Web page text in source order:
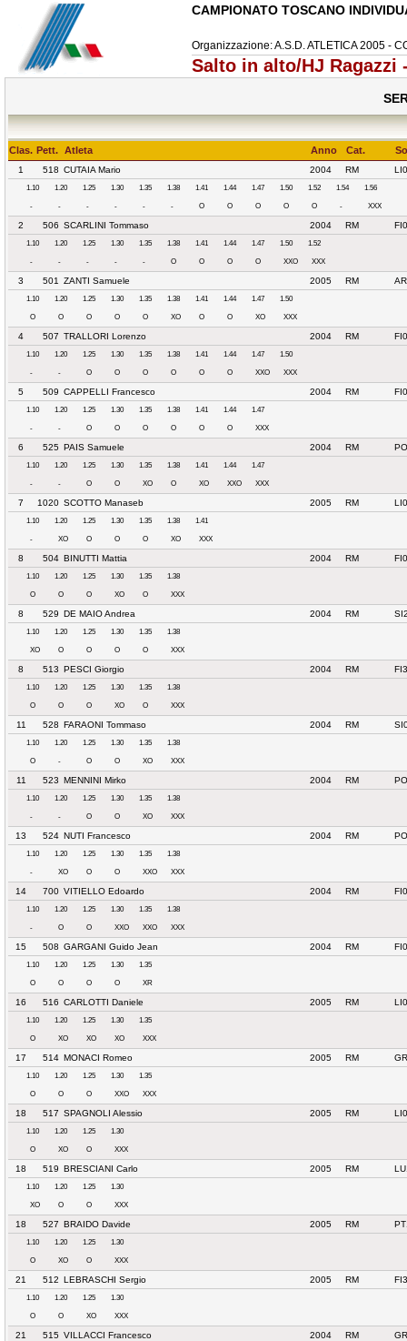
CAMPIONATO TOSCANO
Organizzazione: A.S.D. ATLETICA 2005 -
Salto in alto/HJ Ragazzi
Clas. Pett. Atleta Anno Cat.
1 518 CUTAIA Mario 2004 RM
1.10 1.20 1.25 1.30 1.35 1.38 1.41 1.44 1.47 1.50 1.52 1.54 1.56
- - - - - - O O O O O - XXX
2 506 SCARLINI Tommaso 2004 RM
1.10 1.20 1.25 1.30 1.35 1.38 1.41 1.44 1.47 1.50 1.52
- - - - - O O O O XXO XXX
3 501 ZANTI Samuele 2005 RM
1.10 1.20 1.25 1.30 1.35 1.38 1.41 1.44 1.47 1.50
O O O O O XO O O XO XXX
4 507 TRALLORI Lorenzo 2004 RM
1.10 1.20 1.25 1.30 1.35 1.38 1.41 1.44 1.47 1.50
- - O O O O O O XXO XXX
5 509 CAPPELLI Francesco 2004 RM
1.10 1.20 1.25 1.30 1.35 1.38 1.41 1.44 1.47
- - O O O O O O XXX
6 525 PAIS Samuele 2004 RM
1.10 1.20 1.25 1.30 1.35 1.38 1.41 1.44 1.47
- - O O XO O XO XXO XXX
7 1020 SCOTTO Manaseb 2005 RM
1.10 1.20 1.25 1.30 1.35 1.38 1.41
- XO O O O XO XXX
8 504 BINUTTI Mattia 2004 RM
1.10 1.20 1.25 1.30 1.35 1.38
O O O XO O XXX
8 529 DE MAIO Andrea 2004 RM
1.10 1.20 1.25 1.30 1.35 1.38
XO O O O O XXX
8 513 PESCI Giorgio 2004 RM
1.10 1.20 1.25 1.30 1.35 1.38
O O O XO O XXX
11 528 FARAONI Tommaso 2004 RM
1.10 1.20 1.25 1.30 1.35 1.38
O - O O XO XXX
11 523 MENNINI Mirko 2004 RM
1.10 1.20 1.25 1.30 1.35 1.38
- - O O XO XXX
13 524 NUTI Francesco 2004 RM
1.10 1.20 1.25 1.30 1.35 1.38
- XO O O XXO XXX
14 700 VITIELLO Edoardo 2004 RM
1.10 1.20 1.25 1.30 1.35 1.38
- O O XXO XXO XXX
15 508 GARGANI Guido Jean 2004 RM
1.10 1.20 1.25 1.30 1.35
O O O O XR
16 516 CARLOTTI Daniele 2005 RM
1.10 1.20 1.25 1.30 1.35
O XO XO XO XXX
17 514 MONACI Romeo 2005 RM
1.10 1.20 1.25 1.30 1.35
O O O XXO XXX
18 517 SPAGNOLI Alessio 2005 RM
1.10 1.20 1.25 1.30
O XO O XXX
18 519 BRESCIANI Carlo 2005 RM
1.10 1.20 1.25 1.30
XO O O XXX
18 527 BRAIDO Davide 2005 RM
1.10 1.20 1.25 1.30
O XO O XXX
21 512 LEBRASCHI Sergio 2005 RM
1.10 1.20 1.25 1.30
O O XO XXX
21 515 VILLACCI Francesco 2004 RM